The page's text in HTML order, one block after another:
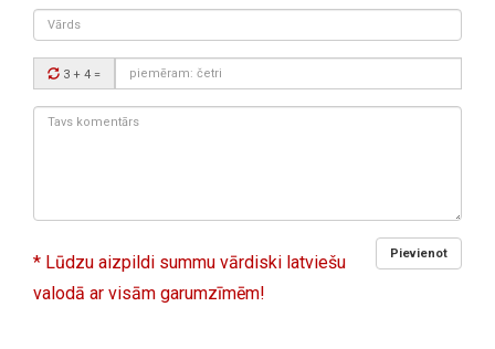
Vārds
Drošības
kods:
3 + 4 =
Tavs
Pievienot
* Lūdzu aizpildi summu vārdiski latviešu
valodā ar visām garumzīmēm!